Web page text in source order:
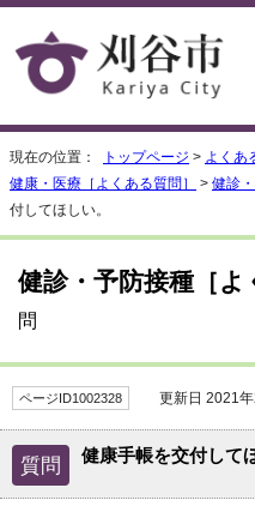
現在の位置： トップページ > よくあ
健康・医療［よくある質問］
> 健診
付してほしい。
健診・予防接種［よ
問
ページID1002328 更新日 2021年
質問 健康手帳を交付して